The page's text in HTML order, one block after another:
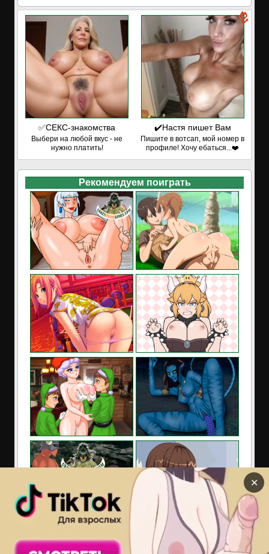
✅СЕКС-знакомства
Выбери на любой вкус - не
нужно платить!
✔️Настя пишет Вам
Пишите в вотсап, мой номер в
профиле! Хочу ебаться...❤️
Рекомендуем поиграть
Сайт содержит материалы предназначенные только
✕